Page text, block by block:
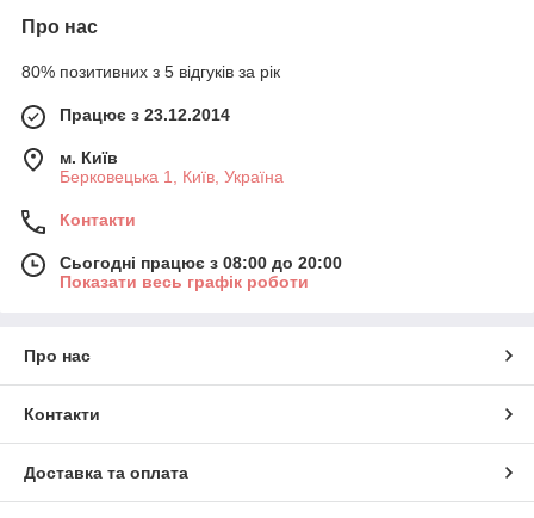
Про нас
80% позитивних з 5 відгуків за рік
Працює з 23.12.2014
м. Київ
Берковецька 1, Київ, Україна
Контакти
Сьогодні працює з 08:00 до 20:00
Показати весь графік роботи
Про нас
Контакти
Доставка та оплата